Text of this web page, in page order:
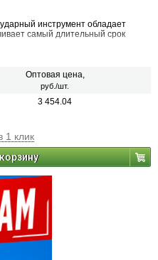
инструмент обладает
самый длительный срок
Оптовая цена,
руб./шт.
3 454.04
1 клик